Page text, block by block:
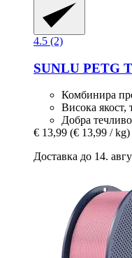
4.5 (2)
SUNLU PETG
Комбинира
Висока якост,
Добра
€ 13,99 (€ 13,99 / kg)
Доставка до 14.